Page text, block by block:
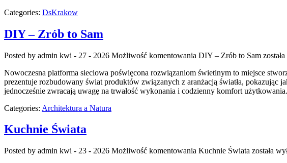
Categories: DsKrakow
DIY – Zrób to Sam
Posted by admin kwi - 27 - 2026 Możliwość komentowania DIY – Zrób to Sam
Nowoczesna platforma sieciowa poświęcona rozwiązaniom świetlnym to miejsce
prezentuje rozbudowany świat produktów związanych z aranżacją światła,
jednocześnie zwracają uwagę na trwałość wykonania i codzienny komfort
Categories: Architektura a Natura
Kuchnie Świata
Posted by admin kwi - 23 - 2026 Możliwość komentowania Kuchnie Świata została